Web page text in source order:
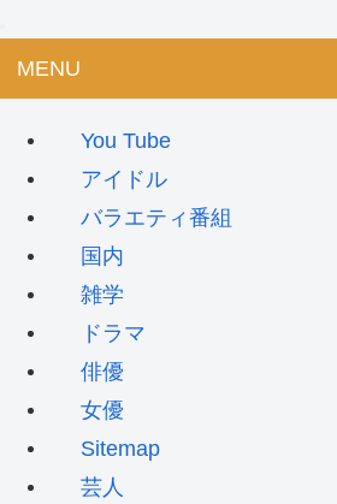
MENU
You Tube
アイドル
バラエティ番組
国内
雑学
ドラマ
俳優
女優
Sitemap
芸人